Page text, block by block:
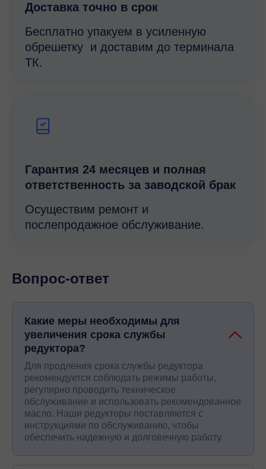
Доставка точно в срок
Бесплатно упакуем в усиленную
обрешетку и доставим до терминала
ТК.
Гарантия 24 месяцев и полная
ответственность за заводской брак
Осуществим ремонт и
послепродажное обслуживание.
Вопрос-ответ
Какие меры необходимы для
увеличения срока службы
редуктора?
Для продления срока службы редуктора
рекомендуется соблюдать режимы работы,
регулярно проводить техническое
обслуживание и использовать рекомендованное
масло. Наши редукторы поставляются с
инструкциями по обслуживанию, чтобы
обеспечить надежную и долговечную работу.